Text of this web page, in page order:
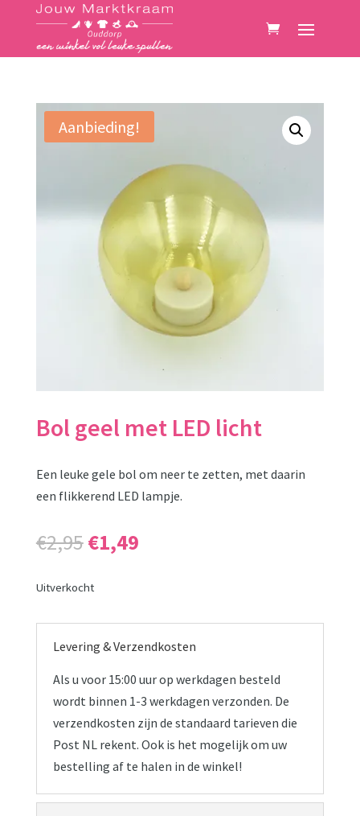
Aanbieding!
Bol geel met LED licht
Een leuke gele bol om neer te zetten, met daarin
een flikkerend LED lampje.
€2,95Oorspronkelijke
prijs
was:
€1,49Huidige
Uitverkocht
Levering & Verzendkosten
Als u voor 15:00 uur op werkdagen besteld
wordt binnen 1-3 werkdagen verzonden. De
verzendkosten zijn de standaard tarieven die
Post NL rekent. Ook is het mogelijk om uw
bestelling af te halen in de winkel!